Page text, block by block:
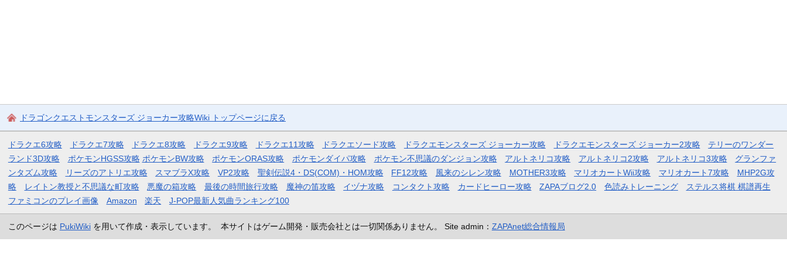
ドラゴンクエストモンスターズ ジョーカー攻略Wiki トップページに戻る
ドラクエ6攻略 ドラクエ7攻略 ドラクエ8攻略 ドラクエ9攻略 ドラクエ11攻略 ドラクエソード攻略 ドラクエモンスターズ ジョーカー攻略 ドラクエモンスターズ ジョーカー2攻略
テリーのワンダー
ランド3D攻略
ポケモンHGSS攻略 ポケモンBW攻略 ポケモンORAS攻略 ポケモンダイパ攻略 ポケモン不思議のダンジョン攻略 アルトネリコ攻略 アルトネリコ2攻略 アルトネリコ3攻略
グランファ
ンタズム攻略
リーズのアトリエ攻略 スマブラX攻略 VP2攻略 聖剣伝説4・DS(COM)・HOM攻略 FF12攻略 風来のシレン攻略 MOTHER3攻略 マリオカートWii攻略 マリオカート7攻略
MHP2G攻
略
レイトン教授と不思議な町攻略 悪魔の箱攻略 最後の時間旅行攻略 魔神の笛攻略 イヅナ攻略 コンタクト攻略 カードヒーロー攻略 ZAPAブログ2.0 色読みトレーニング
ステルス将棋 棋譜再生
ファミコンのプレイ画像
Amazon 楽天 J-POP最新人気曲ランキング100
このページは PukiWikiを用いて作成・表示しています。 本サイトはゲーム開発・販売会社とは一切関係ありません。 Site admin： ZAPAnet総合情報局